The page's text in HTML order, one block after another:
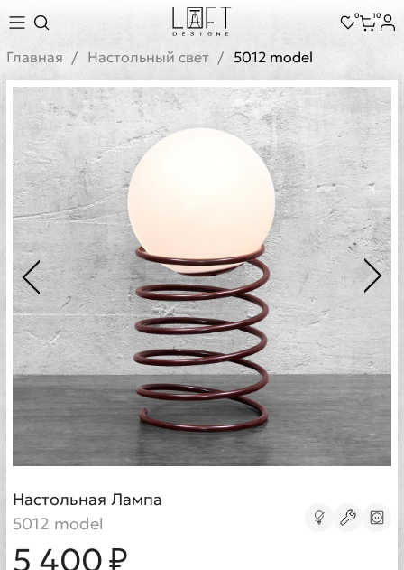
0 10
Главная Настольный свет 5012 model
Настольная Лампа
5012 model
5 400 ₽